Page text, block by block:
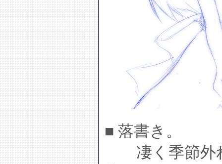
■ 落書き。
凄く季節外